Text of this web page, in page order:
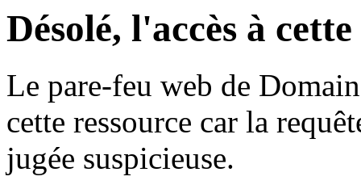
Désolé, l'accès à
Le pare-feu web de
cette ressource car la
jugée suspicieuse.